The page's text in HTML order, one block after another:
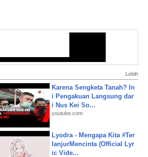
Lebih
Karena Sengketa Tanah? In
i Pengakuan Langsung dar
i Nus Kei So...
youtube.com
Lyodra - Mengapa Kita #Ter
lanjurMencinta (Official Lyr
ic Vide...